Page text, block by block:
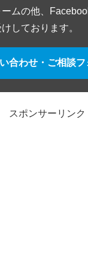
ムの他、
しております。
合わせ・ご相談フ
スポンサーリンク